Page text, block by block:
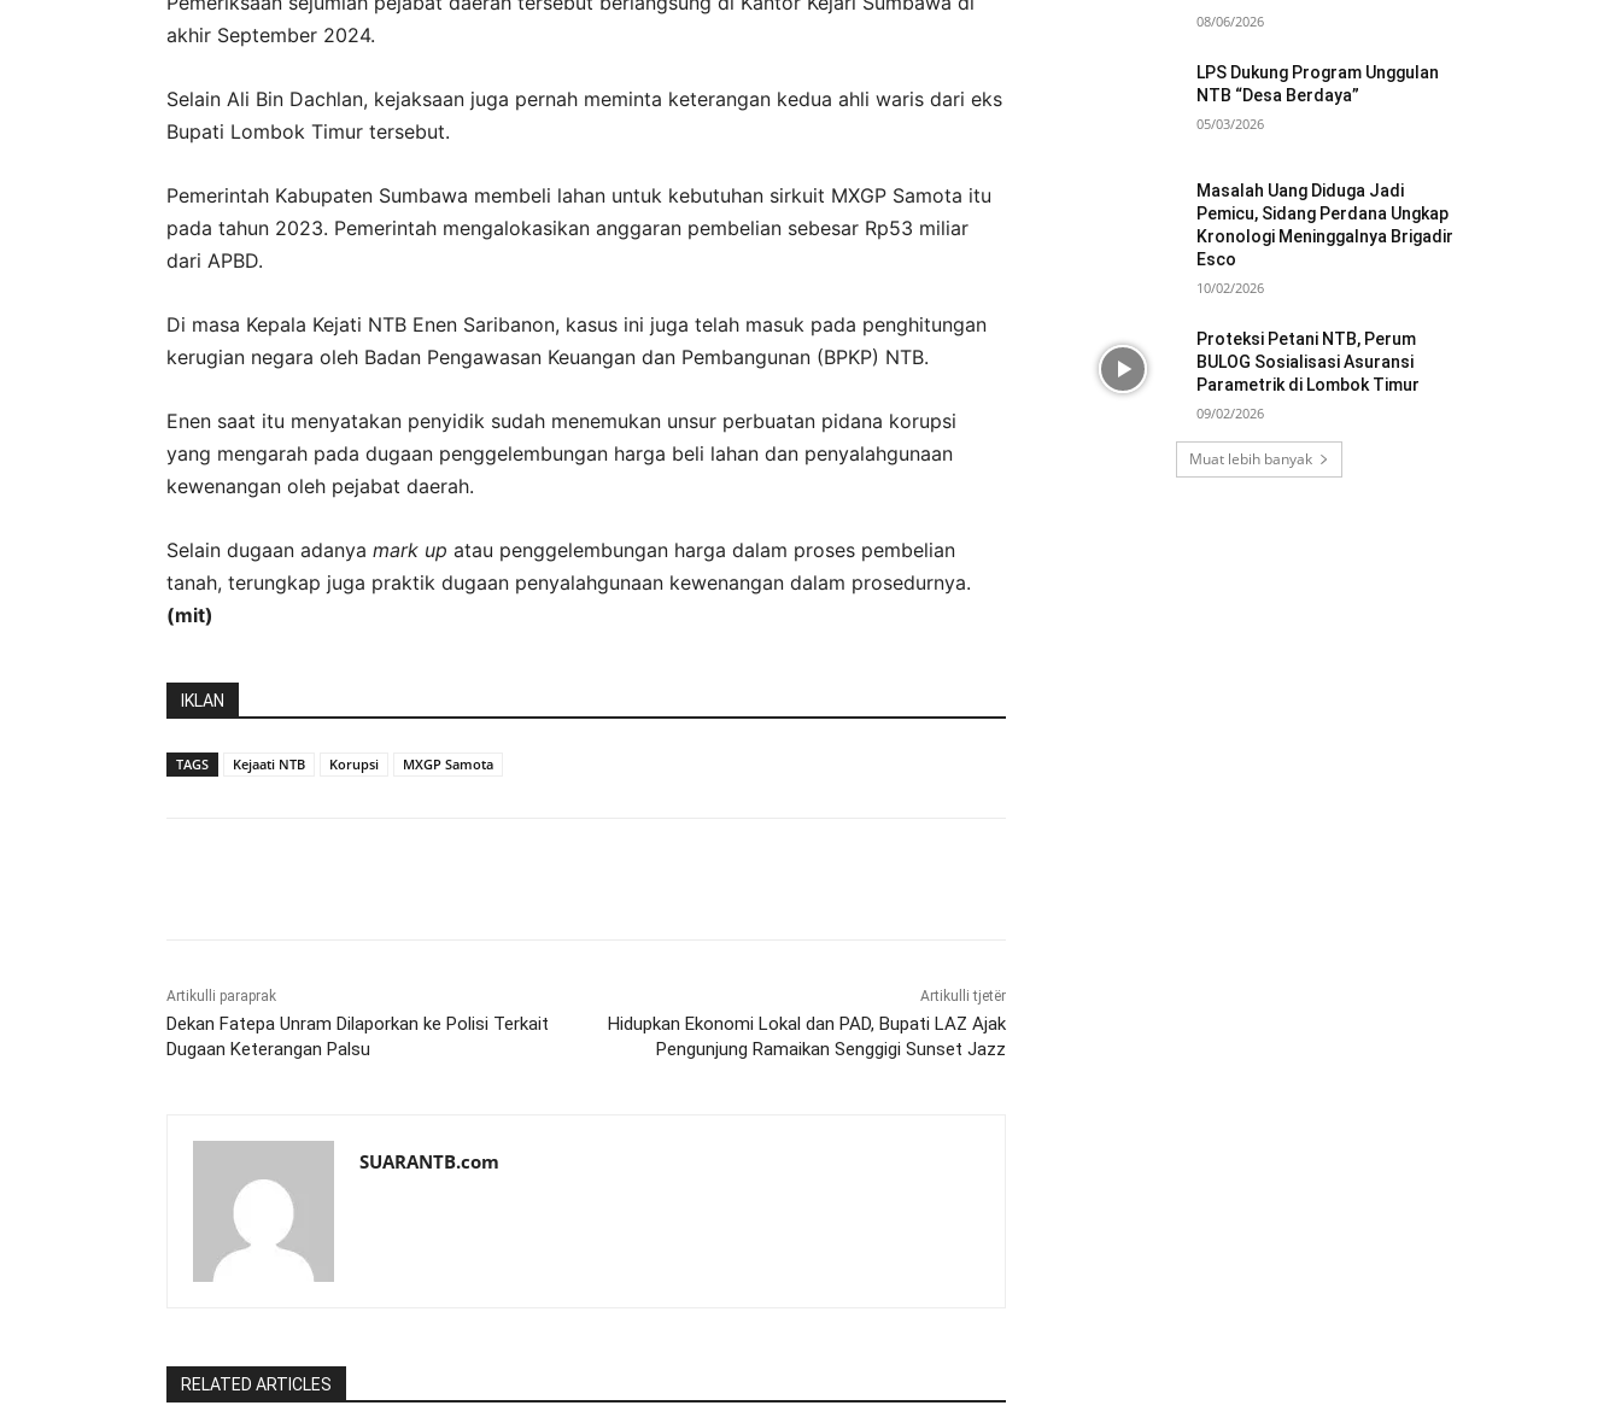
akhir September 2024.
Selain Ali Bin Dachlan, kejaksaan juga pernah meminta keterangan kedua ahli waris dari eks
Bupati Lombok Timur tersebut.
Pemerintah Kabupaten Sumbawa membeli lahan untuk kebutuhan sirkuit MXGP Samota itu
pada tahun 2023. Pemerintah mengalokasikan anggaran pembelian sebesar Rp53 miliar
dari APBD.
Di masa Kepala Kejati NTB Enen Saribanon, kasus ini juga telah masuk pada penghitungan
kerugian negara oleh Badan Pengawasan Keuangan dan Pembangunan (BPKP) NTB.
Enen saat itu menyatakan penyidik sudah menemukan unsur perbuatan pidana korupsi
yang mengarah pada dugaan penggelembungan harga beli lahan dan penyalahgunaan
kewenangan oleh pejabat daerah.
Selain dugaan adanya mark up atau penggelembungan harga dalam proses pembelian
tanah, terungkap juga praktik dugaan penyalahgunaan kewenangan dalam prosedurnya.
(mit)
IKLAN
TAGS Kejaati NTB Korupsi MXGP Samota
Artikulli paraprak
Dekan Fatepa Unram Dilaporkan ke Polisi Terkait
Dugaan Keterangan Palsu
Artikulli tjetër
Hidupkan Ekonomi Lokal dan PAD, Bupati LAZ Ajak
Pengunjung Ramaikan Senggigi Sunset Jazz
SUARANTB.com
RELATED ARTICLES
08/06/2026
LPS Dukung Program Unggulan
NTB “Desa Berdaya”
05/03/2026
Masalah Uang Diduga Jadi
Pemicu, Sidang Perdana Ungkap
Kronologi Meninggalnya Brigadir
Esco
10/02/2026
Proteksi Petani NTB, Perum
BULOG Sosialisasi Asuransi
Parametrik di Lombok Timur
09/02/2026
Muat lebih banyak